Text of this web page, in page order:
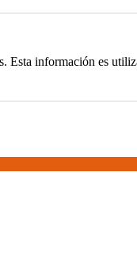
Esta información es